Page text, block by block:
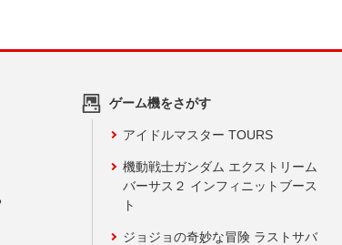
ゲーム機をさがす
アイドルマスター TOURS
機動戦士ガンダム エクストリーム
バーサス２ インフィニットブース
ト
ジョジョの奇妙な冒険 ラストサバ